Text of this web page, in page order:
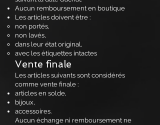
Aucun remboursement en boutique
Les articles doivent être :
non portés,
non lavés,
dans leur état original,
avec les étiquettes intactes
Vente finale
Les articles suivants sont considérés
comme vente finale :
articles en solde,
bijoux,
accessoires.
Aucun échange ni remboursement ne